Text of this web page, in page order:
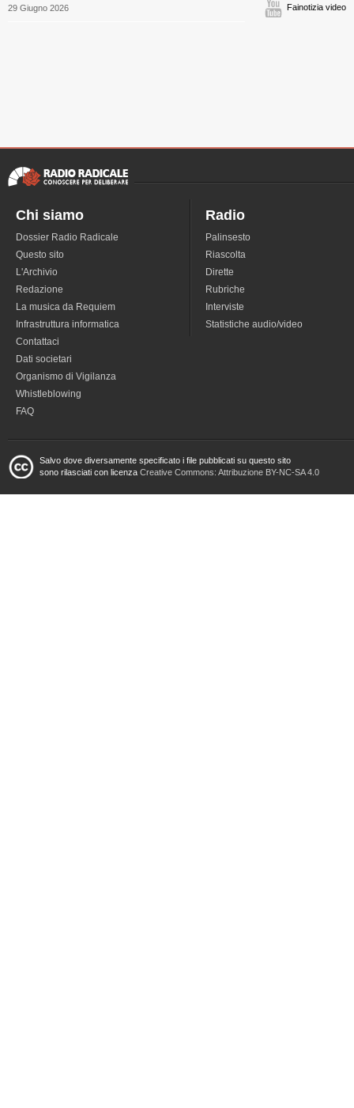
29 Giugno 2026
Fainotizia video
Chi siamo
Dossier Radio Radicale
Questo sito
L'Archivio
Redazione
La musica da Requiem
Infrastruttura informatica
Contattaci
Dati societari
Organismo di Vigilanza
Whistleblowing
FAQ
Radio
Palinsesto
Riascolta
Dirette
Rubriche
Interviste
Statistiche audio/video
Salvo dove diversamente specificato i file pubblicati su questo sito
sono rilasciati con licenza Creative Commons: Attribuzione BY-NC-SA 4.0